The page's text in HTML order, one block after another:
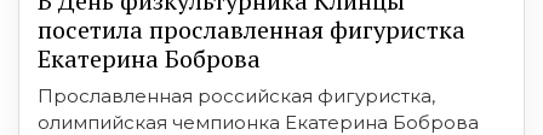
посетила прославленная фигуристка
Екатерина Боброва
Прославленная российская фигуристка,
олимпийская чемпионка Екатерина Боброва